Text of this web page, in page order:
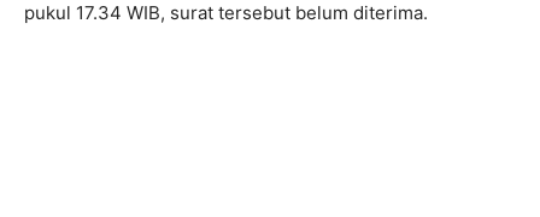
pukul 17.34 WIB, surat tersebut belum diterima.